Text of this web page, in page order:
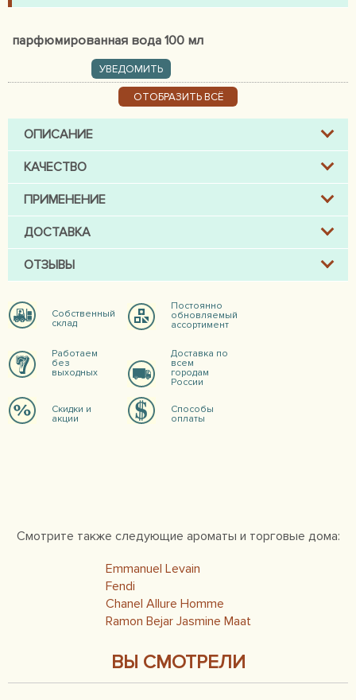
парфюмированная вода 100 мл
УВЕДОМИТЬ
ОТОБРАЗИТЬ ВСЁ
ОПИСАНИЕ
КАЧЕСТВО
ПРИМЕНЕНИЕ
ДОСТАВКА
ОТЗЫВЫ
Собственный
склад
Постоянно
обновляемый
ассортимент
Работаем
без
выходных
Доставка по
всем
городам
России
Скидки и
акции
Способы
оплаты
Смотрите также следующие ароматы и торговые дома:
Emmanuel Levain
Fendi
Chanel Allure Homme
Ramon Bejar Jasmine Maat
ВЫ СМОТРЕЛИ